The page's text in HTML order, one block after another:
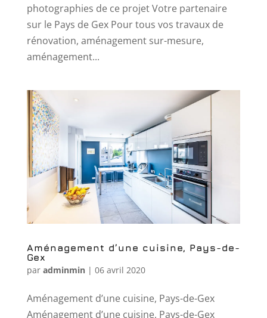
photographies de ce projet Votre partenaire
sur le Pays de Gex Pour tous vos travaux de
rénovation, aménagement sur-mesure,
aménagement...
Aménagement d’une cuisine, Pays-de-
Gex
par adminmin| 06 avril 2020
Aménagement d’une cuisine, Pays-de-Gex
Aménagement d’une cuisine, Pays-de-Gex